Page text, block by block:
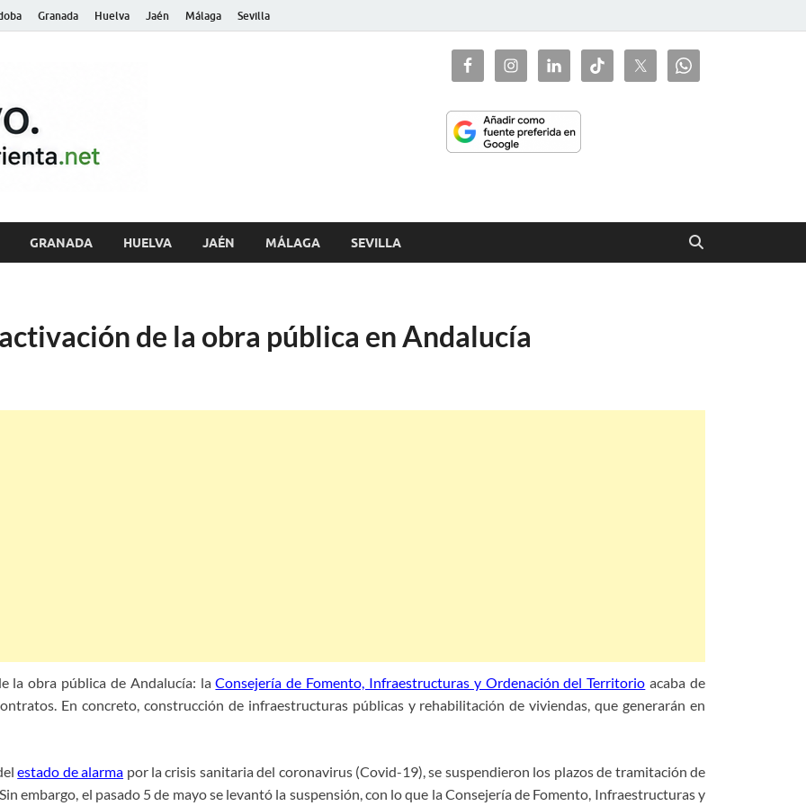
Granada Huelva Jaén Málaga Sevilla
archivo.andaluciaorienta
GRANADA HUELVA JAÉN MÁLAGA SEVILLA
de la obra pública en Andalucía
la obra pública de Andalucía: laConsejería de Fomento, Infraestructuras y Ordenación del Territorio acaba de
En concreto, construcción de infraestructuras públicas y rehabilitación de viviendas, que generarán en
estado de alarma por la crisis sanitaria del coronavirus (Covid-19), se suspendieron los plazos de tramitación de
embargo, el pasado 5 de mayo se levantó la suspensión, con lo que la Consejería de Fomento, Infraestructuras y